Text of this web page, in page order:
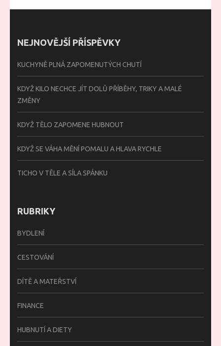
NEJNOVĚJŠÍ PŘÍSPĚVKY
KUCHYNĚ PLNÁ ZAPOMENUTÝCH CHUTÍ
KDYŽ KILO NECHCE JÍT DOLŮ PŘÍBĚHY, TRIKY A MALÉ
ZMĚNY
KDYŽ TĚLO ZAPOMENE HUBNOUT
KDYŽ SE VÁHA MĚNÍ POMALU A HLAVA RYCHLE
TICHO V TĚLE A SÍLA SPÁNKU
RUBRIKY
BYDLENÍ
CESTOVÁNÍ
DÍTĚ A MATEŘSTVÍ
FINANCE
HUBNUTÍ A DIETY